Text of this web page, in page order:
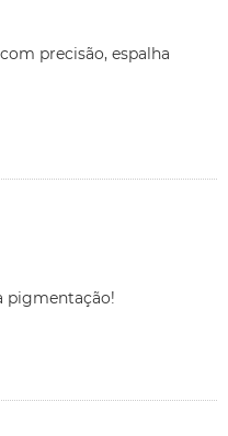
precisão, espalha
pigmentação!